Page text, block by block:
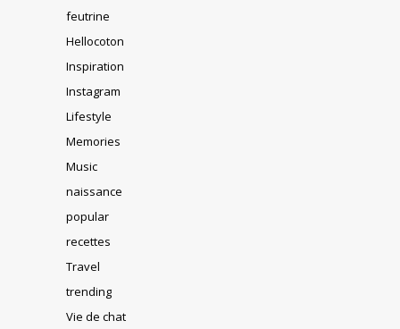
feutrine
Hellocoton
Inspiration
Instagram
Lifestyle
Memories
Music
naissance
popular
recettes
Travel
trending
Vie de chat